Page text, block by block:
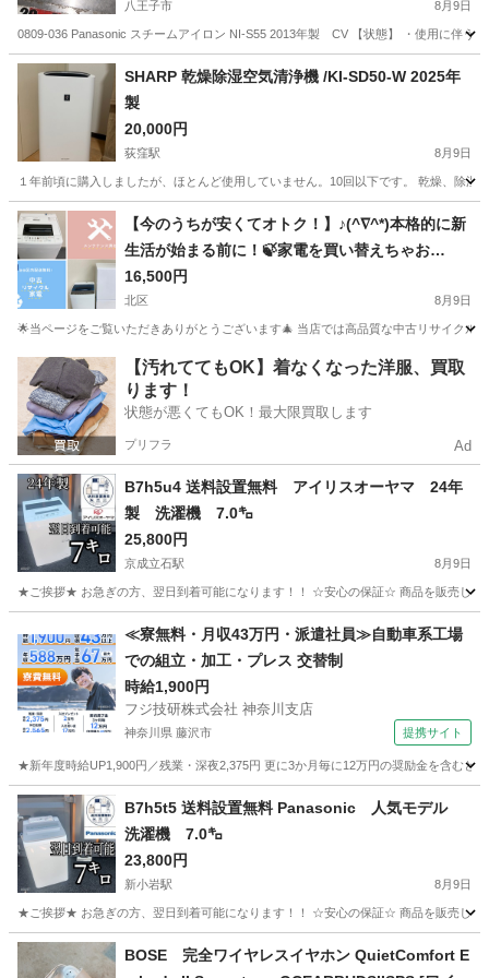
八王子市 8月9日
0809-036 Panasonic スチームアイロン NI-S55 2013年製 CV 【状態】 ・使用に伴う
東京 八王子市 生活家電
SHARP 乾燥除湿空気清浄機 /KI-SD50-W 2025年
製
20,000円
荻窪駅 8月9日
１年前頃に購入しましたが、ほとんど使用していません。10回以下です。 乾燥、除
東京 杉並区 荻窪駅 季節、空調家電
【今のうちが安くてオトク！】♪(^∇^*)本格的に新
生活が始まる前に！🍃家電を買い替えちゃお
う！！
16,500円
北区 8月9日
🌟当ページをご覧いただきありがとうございます🎄 当店では高品質な中古リサイク
東京 北区 キッチン家電 商品
【汚れててもOK】着なくなった洋服、買取
ります！
状態が悪くてもOK！最大限買取します
プリフラ Ad
B7h5u4 送料設置無料 アイリスオーヤマ 24年
製 洗濯機 7.0㌔
25,800円
京成立石駅 8月9日
★ご挨拶★ お急ぎの方、翌日到着可能になります！！ ☆安心の保証☆ 商品を販売して
京成立石駅 生活家電 ショップ
≪寮無料・月収43万円・派遣社員≫自動車系工場
での組立・加工・プレス 交替制
時給1,900円
フジ技研株式会社 神奈川支店
神奈川県 藤沢市 提携サイト
★新年度時給UP1,900円／残業・深夜2,375円 更に3か月毎に12万円の奨励金を含む
神奈川 藤沢市 その他
B7h5t5 送料設置無料 Panasonic 人気モデル
洗濯機 7.0㌔
23,800円
新小岩駅 8月9日
★ご挨拶★ お急ぎの方、翌日到着可能になります！！ ☆安心の保証☆ 商品を販売して
東京 江戸川区 新小岩駅 生活家電 ショップ
BOSE 完全ワイヤレスイヤホン QuietComfort E